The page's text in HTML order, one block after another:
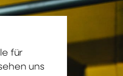
für
uns